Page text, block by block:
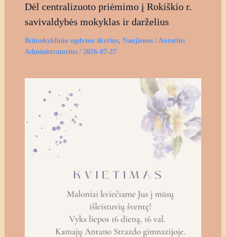
Dėl centralizuoto priėmimo į Rokiškio r.
savivaldybės mokyklas ir darželius
Ikimokyklinio ugdymo skyrius, Naujienos/ Autorius
Administratorius / 2026-07-27